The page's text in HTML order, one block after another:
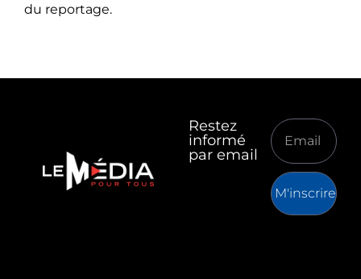
du reportage.
Restez
informé
par email
M'inscrire